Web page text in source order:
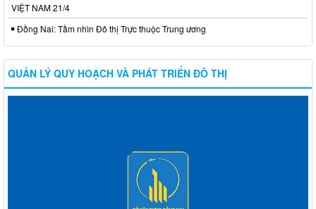
VIỆT NAM 21/4
Đồng Nai: Tầm nhìn Đô thị Trực thuộc Trung ương
QUẢN LÝ QUY HOẠCH VÀ PHÁT TRIỂN ĐÔ THỊ